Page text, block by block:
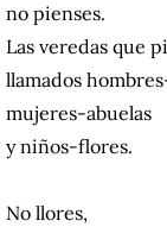
no pienses.
Las veredas que
llamados
mujeres-abuelas
y niños-flores.
No llores,